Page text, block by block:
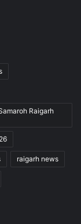
Raigarh
raigarh news